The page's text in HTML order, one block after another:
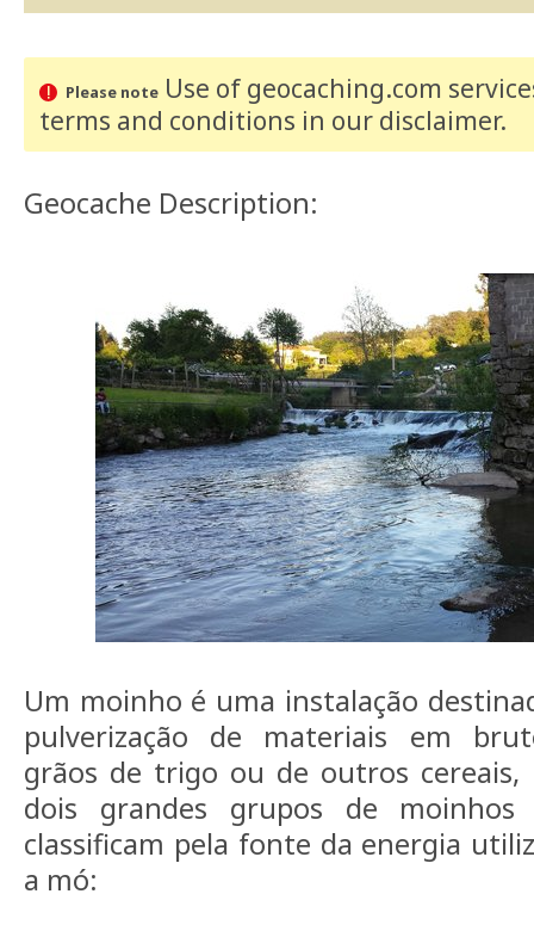
Please noteUse of geocaching.com
terms and conditions in our disclaimer.
Geocache Description:
Um moinho é uma instalação
pulverização de materiais em
grãos de trigo ou de outros
dois grandes grupos de moinhos
classificam pela fonte da energia
a mó: